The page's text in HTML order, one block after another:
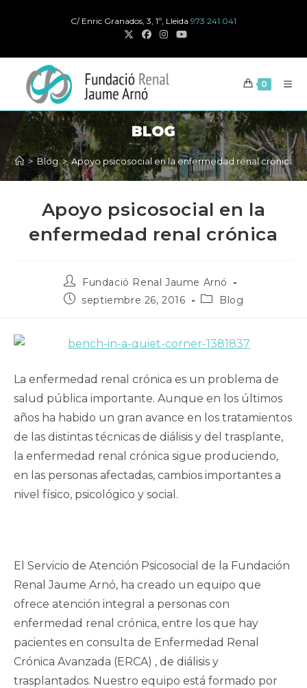
C/ Enric Granados, 3, 1º, Lleida 973 241 041
0
BLOG
> Blog > Apoyo psicosocial en la enfermedad renal crónica
Apoyo psicosocial en la
enfermedad renal crónica
Autor
de
la
Fundació Renal Jaume Arnó
Publicación
septiembre 26, 2016
Categoría
publicación:
Blog
La enfermedad renal crónica es un problema de
salud pública importante. Aunque en los últimos
años ha habido un gran avance en los tratamientos
de las distintas técnicas de diálisis y del trasplante,
la enfermedad renal crónica sigue produciendo,
en las personas afectadas, cambios importantes a
nivel físico, psicológico y social.
El Servicio de Atención Psicosocial de la Fundación
Renal Jaume Arnó, ha creado un equipo que
ofrece atención integral a personas con
enfermedad renal crónica, entre los que hay
pacientes en consulta de Enfermedad Renal
Crónica Avanzada (ERCA) , de diálisis y
trasplantados. Nuestro equipo está formado por